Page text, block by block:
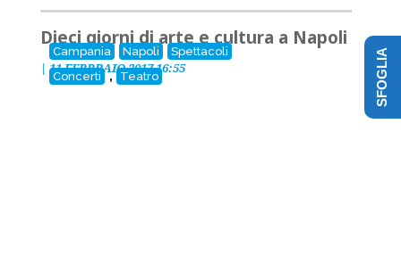
Campania Napoli
Spettacoli
Concerti
, Teatro
Dieci giorni di arte e cultura a Napoli
| 11 FEBBRAIO 2017 16:55 SFOGLIA